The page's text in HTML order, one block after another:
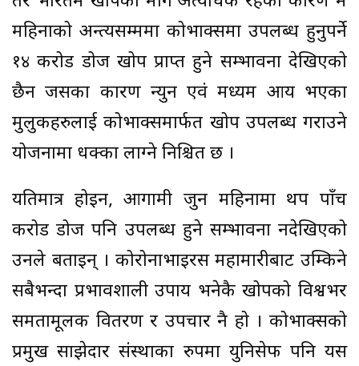
महिनाको अन्त्यसम्ममा कोभाक्समा उपलब्ध हुनुपर्ने
१४ करोड डोज खोप प्राप्त हुने सम्भावना देखिएको
छैन जसका कारण न्युन एवं मध्यम आय भएका
मुलुकहरुलाई कोभाक्समार्फत खोप उपलब्ध गराउने
योजनामा धक्का लाग्ने निश्चित छ ।
यतिमात्र होइन, आगामी जुन महिनामा थप पाँच
करोड डोज पनि उपलब्ध हुने सम्भावना नदेखिएको
उनले बताइन् । कोरोनाभाइरस महामारीबाट उम्किने
सबैभन्दा प्रभावशाली उपाय भनेकै खोपको विश्वभर
समतामूलक वितरण र उपचार नै हो । कोभाक्सको
प्रमुख साझेदार संस्थाका रुपमा युनिसेफ पनि यस